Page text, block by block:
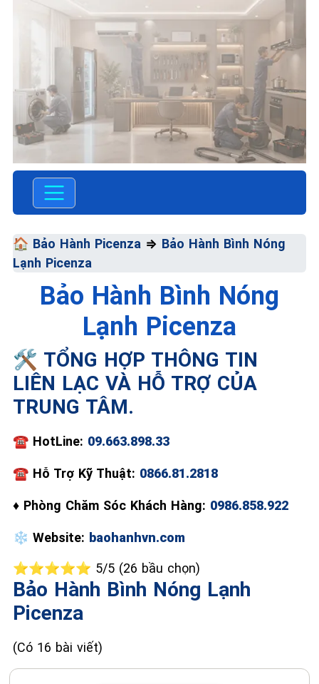
TRUNG TÂM BẢO HÀNH
ĐIỆN MÁY VN
HÀNH PICENZA
Chất Lượng Tối Ưu - Giá Thành
Tối Thiểu - Dịch Vụ Tối Đa
📞 09.663.898.33
🏠 Bảo Hành Picenza ⇒ Bảo Hành Bình Nóng
Lạnh Picenza
Bảo Hành Bình Nóng
Lạnh Picenza
🛠️ TỔNG HỢP THÔNG TIN
LIÊN LẠC VÀ HỖ TRỢ CỦA
TRUNG TÂM.
☎️ HotLine: 09.663.898.33
☎ Hỗ Trợ Kỹ Thuật: 0866.81.2818
♦ Phòng Chăm Sóc Khách Hàng: 0986.858.922
❄️ Website: baohanhvn.com
⭐⭐⭐⭐⭐ 5/5 (26 bầu chọn)
Bảo Hành Bình Nóng Lạnh
Picenza
(Có 16 bài viết)